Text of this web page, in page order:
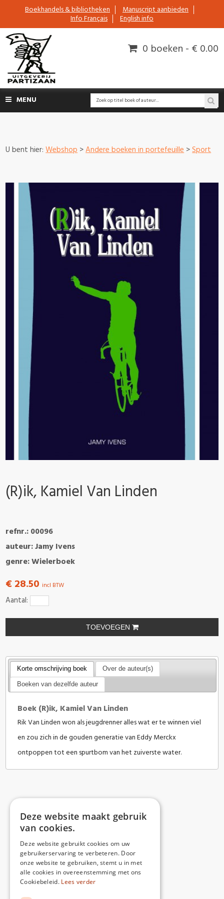
Boekhandels & bibliotheken Manuscript aanbieden
Info Français English info
0 boeken - € 0.00
MENU
U bent hier:Webshop>Andere boeken in portefeuille>Sport
(R)ik, Kamiel Van Linden
refnr.: 00096
auteur: Jamy Ivens
genre: Wielerboek
€ 28.50 incl BTW
Aantal:
TOEVOEGEN
Korte omschrijving boek Over de auteur(s)
Boeken van dezelfde auteur
Boek (R)ik, Kamiel Van Linden
Rik Van Linden won als jeugdrenner alles wat er te winnen viel
en zou zich in de gouden generatie van Eddy Merckx
ontpoppen tot een spurtbom van het zuiverste water.
Deze website maakt gebruik
van cookies.
Deze website gebruikt cookies om uw
gebruikerservaring te verbeteren. Door
onze website te gebruiken, stemt u in met
alle cookies in overeenstemming met ons
Cookiebeleid. Lees verder